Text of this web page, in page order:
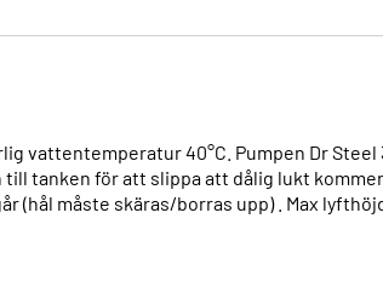
vattentemperatur 40°C. Pumpen Dr
tanken för att slippa att dålig lukt
måste skäras/borras upp) . Max